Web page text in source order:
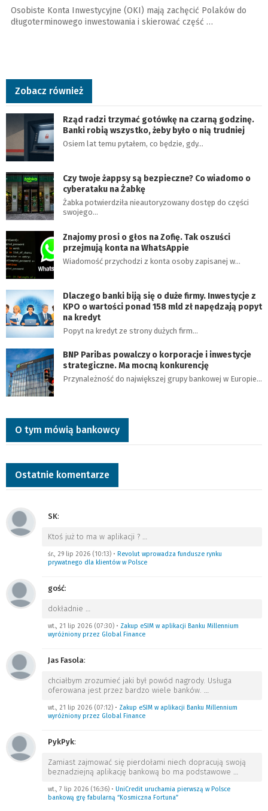
Osobiste Konta Inwestycyjne (OKI) mają zachęcić Polaków do
długoterminowego inwestowania i skierować część …
Zobacz również
Rząd radzi trzymać gotówkę na czarną godzinę.
Banki robią wszystko, żeby było o nią trudniej
Osiem lat temu pytałem, co będzie, gdy…
Czy twoje żappsy są bezpieczne? Co wiadomo o
cyberataku na Żabkę
Żabka potwierdziła nieautoryzowany dostęp do części
swojego…
Znajomy prosi o głos na Zofię. Tak oszuści
przejmują konta na WhatsAppie
Wiadomość przychodzi z konta osoby zapisanej w…
Dlaczego banki biją się o duże firmy. Inwestycje z
KPO o wartości ponad 158 mld zł napędzają popyt
na kredyt
Popyt na kredyt ze strony dużych firm…
BNP Paribas powalczy o korporacje i inwestycje
strategiczne. Ma mocną konkurencję
Przynależność do największej grupy bankowej w Europie…
O tym mówią bankowcy
Ostatnie komentarze
SK:
Ktoś już to ma w aplikacji ? …
śr., 29 lip 2026 (10:13) • Revolut wprowadza fundusze rynku
prywatnego dla klientów w Polsce
gość:
dokładnie …
wt., 21 lip 2026 (07:30) • Zakup eSIM w aplikacji Banku Millennium
wyróżniony przez Global Finance
Jas Fasola:
chciałbym zrozumieć jaki był powód nagrody. Usługa
oferowana jest przez bardzo wiele banków. …
wt., 21 lip 2026 (07:12) • Zakup eSIM w aplikacji Banku Millennium
wyróżniony przez Global Finance
PykPyk:
Zamiast zajmować się pierdołami niech dopracują swoją
beznadziejną aplikację bankową bo ma podstawowe …
wt., 7 lip 2026 (16:36) • UniCredit uruchamia pierwszą w Polsce
bankową grę fabularną “Kosmiczna Fortuna”